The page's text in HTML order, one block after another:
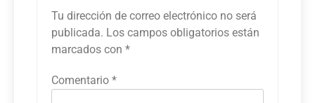
Tu dirección de correo electrónico no será
publicada. Los campos obligatorios están
marcados con *
Comentario *